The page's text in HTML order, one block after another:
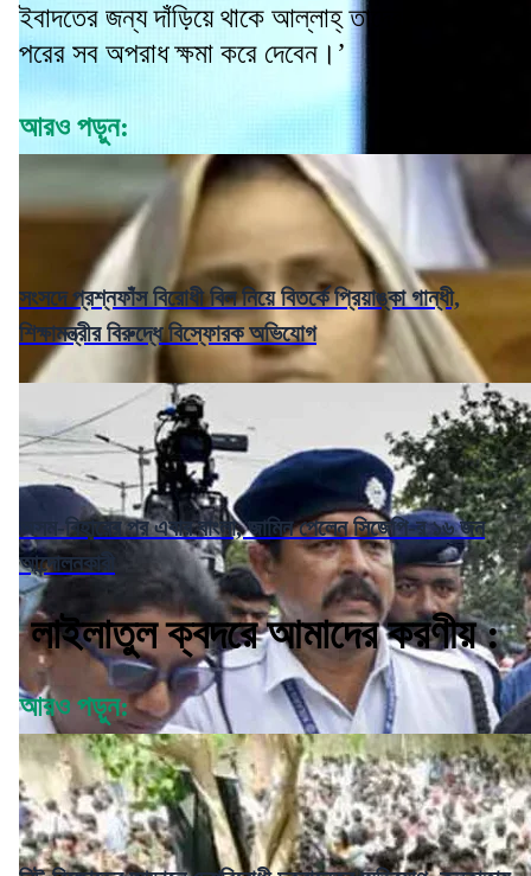
ইবাদতের জন্য দাঁড়িয়ে থাকে আল্লাহ্ তাদের আগের ও
পরের সব অপরাধ ক্ষমা করে দেবেন।’
আরও পড়ুন:
সংসদে প্রশ্নফাঁস বিরোধী বিল নিয়ে বিতর্কে প্রিয়াঙ্কা গান্ধী,
শিক্ষামন্ত্রীর বিরুদ্ধে বিস্ফোরক অভিযোগ
অসম-বিহারের পর এবার বাংলা, জামিন পেলেন সিজেপি-র ১৬ জন
আন্দোলনকারী
লাইলাতুল ক্বদরে আমাদের করণীয় :
আরও পড়ুন: